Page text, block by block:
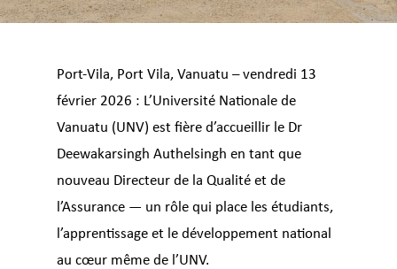
Port-Vila, Port Vila,Vanuatu – vendredi 13
février 2026 : L’Université Nationale de
Vanuatu (UNV) est fière d’accueillir le Dr
Deewakarsingh Authelsingh en tant que
nouveau Directeur de la Qualité et de
l’Assurance — un rôle qui place les étudiants,
l’apprentissage et le développement national
au cœur même de l’UNV.